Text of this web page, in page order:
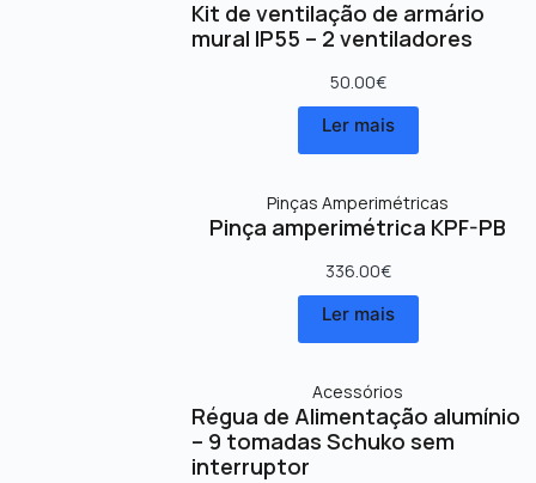
Kit de ventilação de armário
mural IP55 – 2 ventiladores
50.00€
Ler mais
Pinças Amperimétricas
Pinça amperimétrica KPF-PB
336.00€
Ler mais
Acessórios
Régua de Alimentação alumínio
– 9 tomadas Schuko sem
interruptor